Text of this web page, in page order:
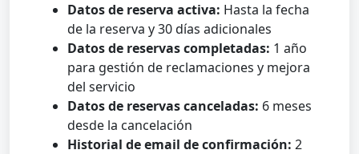
Datos de reserva activa: Hasta la fecha
de la reserva y 30 días adicionales
Datos de reservas completadas: 1 año
para gestión de reclamaciones y mejora
del servicio
Datos de reservas canceladas: 6 meses
desde la cancelación
Historial de email de confirmación: 2